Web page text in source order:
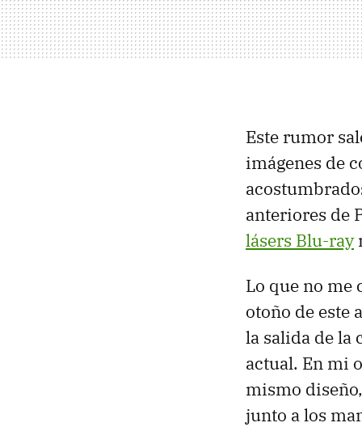
Este rumor
imágenes de
anteriores de
lásers Blu-ray
Lo que no me
otoño de este
la salida de la
actual. En mi
mismo
junto a los